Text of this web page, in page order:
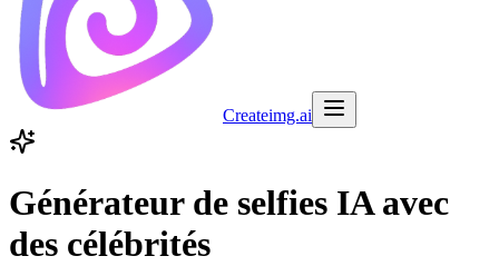
Createimg.ai
Générateur de selfies IA avec
des célébrités